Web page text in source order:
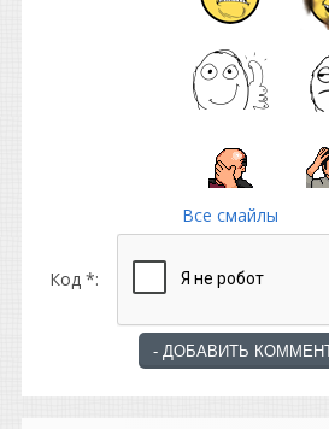
Все смайлы
Код *: